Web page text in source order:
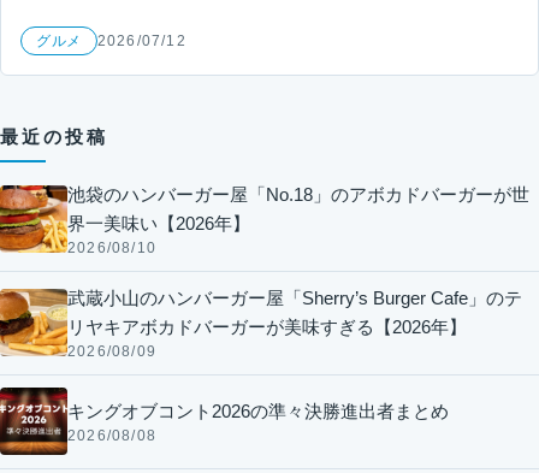
グルメ 2026/07/12
最近の投稿
池袋のハンバーガー屋「No.18」のアボカドバーガーが世
界一美味い【2026年】
2026/08/10
武蔵小山のハンバーガー屋「Sherry’s Burger Cafe」のテ
リヤキアボカドバーガーが美味すぎる【2026年】
2026/08/09
キングオブコント2026の準々決勝進出者まとめ
2026/08/08